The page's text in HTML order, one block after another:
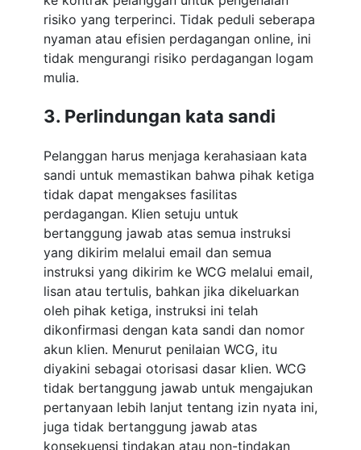
risiko yang terperinci. Tidak peduli seberapa
nyaman atau efisien perdagangan online, ini
tidak mengurangi risiko perdagangan logam
mulia.
3. Perlindungan kata sandi
Pelanggan harus menjaga kerahasiaan kata
sandi untuk memastikan bahwa pihak ketiga
tidak dapat mengakses fasilitas
perdagangan. Klien setuju untuk
bertanggung jawab atas semua instruksi
yang dikirim melalui email dan semua
instruksi yang dikirim ke WCG melalui email,
lisan atau tertulis, bahkan jika dikeluarkan
oleh pihak ketiga, instruksi ini telah
dikonfirmasi dengan kata sandi dan nomor
akun klien. Menurut penilaian WCG, itu
diyakini sebagai otorisasi dasar klien. WCG
tidak bertanggung jawab untuk mengajukan
pertanyaan lebih lanjut tentang izin nyata ini,
juga tidak bertanggung jawab atas
konsekuensi tindakan atau non-tindakan